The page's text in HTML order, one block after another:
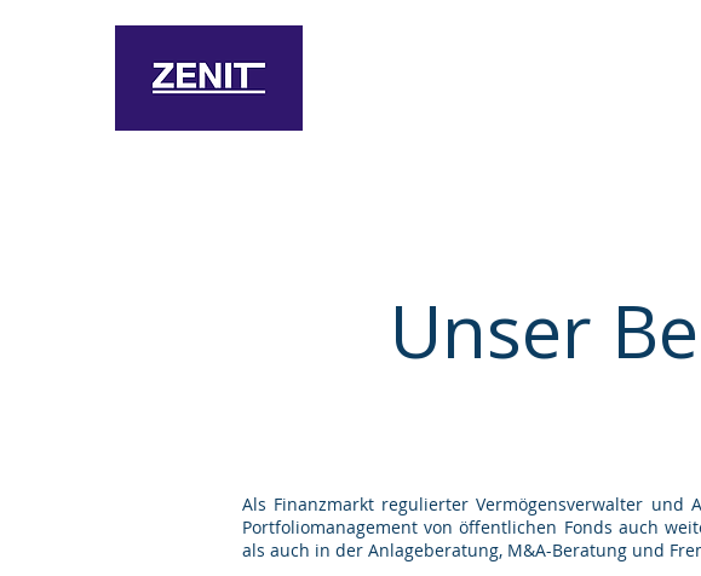
Unser
Als Finanzmarkt regulierter Vermögensverwalter
Portfoliomanagement von öffentlichen Fonds auch
als auch in der Anlageberatung, M&A-Beratung und